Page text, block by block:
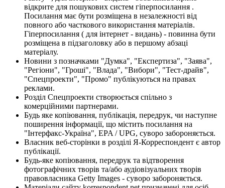
відкрите для пошукових систем гіперпосилання .
Посилання має бути розміщена в незалежності від
повного або часткового використання матеріалів.
Гіперпосилання ( для інтернет - видань) - повинна бути
розміщена в підзаголовку або в першому абзаці
матеріалу.
Новини з позначками "Думка", "Експертиза", "Заява",
"Регіони", "Гроші", "Влада", "Вибори", "Тест-драйв",
"Спецпроекти", "Промо" публікуються на правах
реклами.
Розділ Спецпроекти створюється спільно з
комерційними партнерами.
Будь яке копіювання, публікація, передрук, чи наступне
поширення інформації, що містить посилання на
"Інтерфакс-Україна", EPA / UPG, суворо забороняється.
Власник веб-сторінки в розділі Я-Корреспондент є автор
публікації.
Будь-яке копіювання, передрук та відтворення
фотографічних творів та/або аудіовізуальних творів
правовласника Getty Images - суворо забороняється.